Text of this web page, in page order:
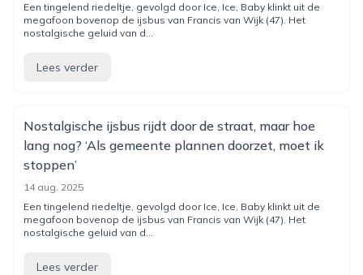
Een tingelend riedeltje, gevolgd door Ice, Ice, Baby klinkt uit de
megafoon bovenop de ijsbus van Francis van Wijk (47). Het
nostalgische geluid van d...
Lees verder
Nostalgische ijsbus rijdt door de straat, maar hoe
lang nog? ‘Als gemeente plannen doorzet, moet ik
stoppen’
14 aug. 2025
Een tingelend riedeltje, gevolgd door Ice, Ice, Baby klinkt uit de
megafoon bovenop de ijsbus van Francis van Wijk (47). Het
nostalgische geluid van d...
Lees verder